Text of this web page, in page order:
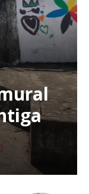
feira em sua